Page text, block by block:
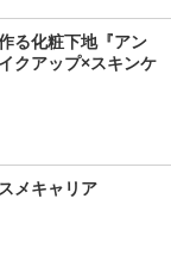
る化粧下地『アン
クアップ×スキンケ
メキャリア